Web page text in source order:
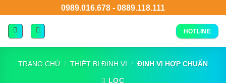
0989.016.678 - 0889.118.111
HOTLINE
TRANG CHỦ / THIẾT BỊ ĐỊNH VỊ / ĐỊNH VỊ HỢP CHUẨN
LỌC